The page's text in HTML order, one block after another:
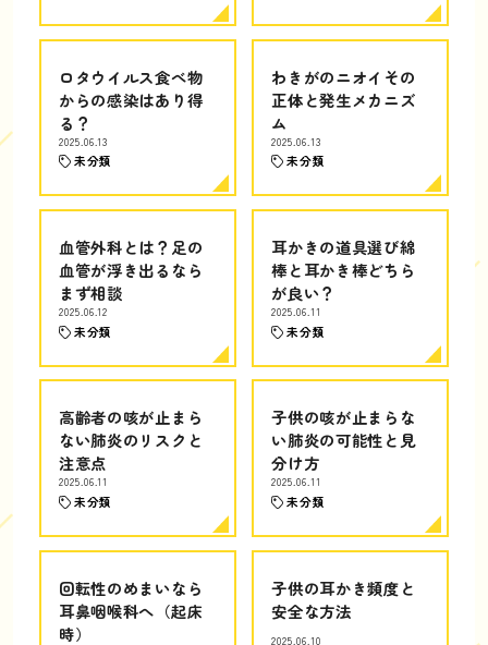
ロタウイルス食べ物
からの感染はあり得
る？
2025.06.13
未分類
わきがのニオイその
正体と発生メカニズ
ム
2025.06.13
未分類
血管外科とは？足の
血管が浮き出るなら
まず相談
2025.06.12
未分類
耳かきの道具選び綿
棒と耳かき棒どちら
が良い？
2025.06.11
未分類
高齢者の咳が止まら
ない肺炎のリスクと
注意点
2025.06.11
未分類
子供の咳が止まらな
い肺炎の可能性と見
分け方
2025.06.11
未分類
回転性のめまいなら
耳鼻咽喉科へ（起床
時）
子供の耳かき頻度と
安全な方法
2025.06.10